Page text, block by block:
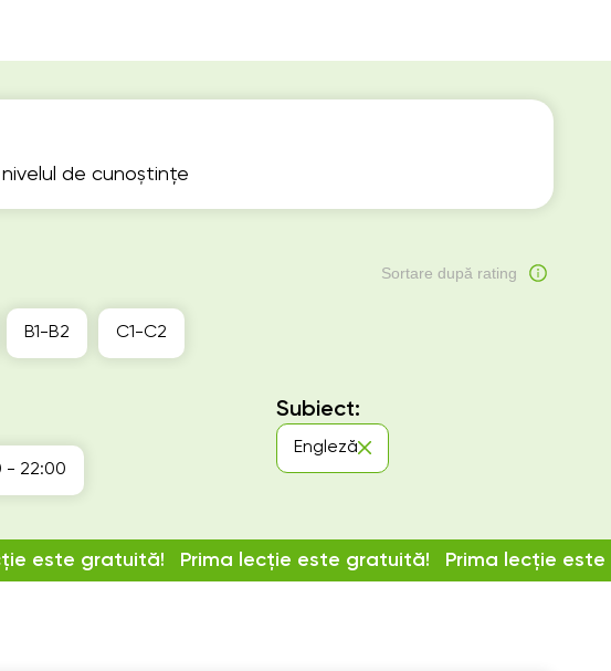
este gratuită! Prima lecție este gratuită! Prima lecție
de cunoștințe
Sortare după rating
B1-B2 C1-C2
- 22:00
Subiect:
Engleză